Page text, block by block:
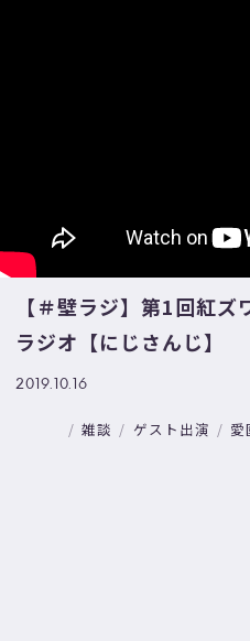
【＃壁ラジ】第1回紅
ラジオ【にじさんじ】
2019.10.16
雑談 ゲスト出演 愛